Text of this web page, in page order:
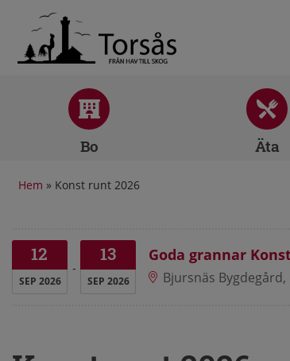
Bo Äta
Hem » Konst runt 2026
12
SEP 2026
13
SEP 2026
Goda grannar
Bjursnäs Bygdegård,